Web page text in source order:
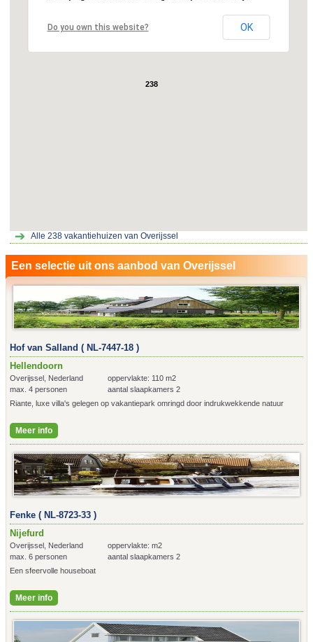
238
Do you own this website? OK
Alle 238 vakantiehuizen van Overijssel
Een selectie uit ons aanbod van Overijssel
Hof van Salland ( NL-7447-18 )
Hellendoorn
Overijssel, Nederland
oppervlakte: 110 m2
max. 4 personen
aantal slaapkamers 2
Riante, luxe villa's gelegen op vakantiepark omringd door indrukwekkende natuur
Meer info
Fenke ( NL-8723-33 )
Nijefurd
Overijssel, Nederland
oppervlakte: m2
max. 6 personen
aantal slaapkamers 2
Een sfeervolle houseboat
Meer info